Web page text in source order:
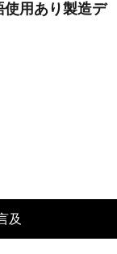
用あり製造デ
及